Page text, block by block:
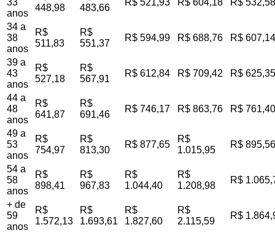
33
anos
448,98
483,66
R$ 521,93 R$ 604,18 R$ 532,58
34 a
38
anos
R$
511,83
R$
551,37
R$ 594,99 R$ 688,76 R$ 607,14
39 a
43
anos
R$
527,18
R$
567,91
R$ 612,84 R$ 709,42 R$ 625,35
44 a
48
anos
R$
641,87
R$
691,46
R$ 746,17 R$ 863,76 R$ 761,40
49 a
53
anos
R$
754,97
R$
813,30
R$ 877,65
R$
1.015,95
R$ 895,56
54 a
58
anos
R$
898,41
R$
967,83
R$
1.044,40
R$
1.208,98
R$
+ de
59
anos
R$
1.572,13
R$
1.693,61
R$
1.827,60
R$
2.115,59
R$